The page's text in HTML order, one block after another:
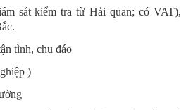
sát kiểm tra từ Hải quan; có VAT),
tình, chu đáo
)